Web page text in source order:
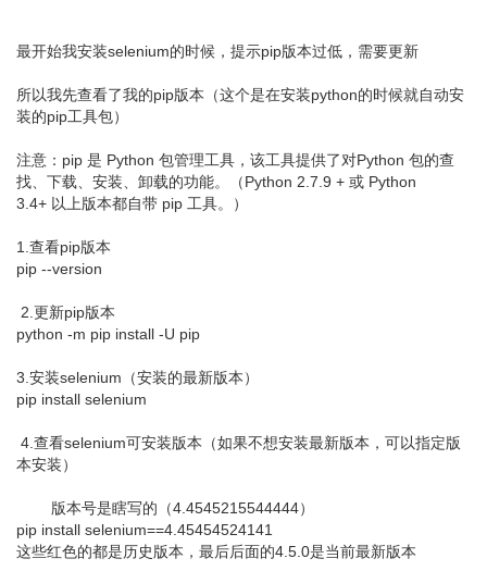
最开始我安装selenium的时候，提示pip版本过低，需要更新
所以我先查看了我的pip版本（这个是在安装python的时候就自动安
装的pip工具包）
注意：pip 是 Python 包管理工具，该工具提供了对Python 包的查
找、下载、安装、卸载的功能。（Python 2.7.9 + 或 Python
3.4+ 以上版本都自带 pip 工具。）
1.查看pip版本
pip --version
2.更新pip版本
python -m pip install -U pip
3.安装selenium（安装的最新版本）
pip install selenium
4.查看selenium可安装版本（如果不想安装最新版本，可以指定版
本安装）
版本号是瞎写的（4.4545215544444）
pip install selenium==4.45454524141
这些红色的都是历史版本，最后后面的4.5.0是当前最新版本